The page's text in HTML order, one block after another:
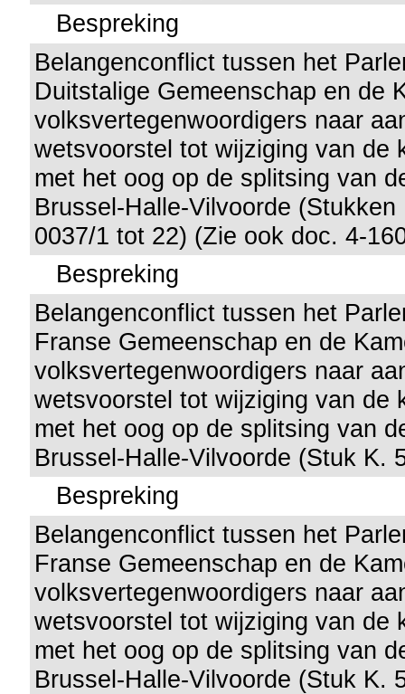
Bespreking
Belangenconflict tussen het
Duitstalige Gemeenschap en de
volksvertegenwoordigers naar
wetsvoorstel tot wijziging van de
met het oog op de splitsing van
Brussel-Halle-Vilvoorde (Stukken
0037/1 tot 22) (Zie ook doc. 4-
Bespreking
Belangenconflict tussen het
Franse Gemeenschap en de
volksvertegenwoordigers naar
wetsvoorstel tot wijziging van de
met het oog op de splitsing van
Brussel-Halle-Vilvoorde (Stuk K.
Bespreking
Belangenconflict tussen het
Franse Gemeenschap en de
volksvertegenwoordigers naar
wetsvoorstel tot wijziging van de
met het oog op de splitsing van
Brussel-Halle-Vilvoorde (Stuk K.